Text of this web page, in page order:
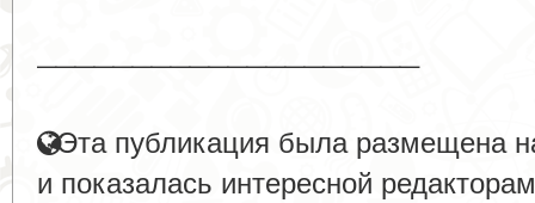
Эта публикация была размещена
и показалась интересной